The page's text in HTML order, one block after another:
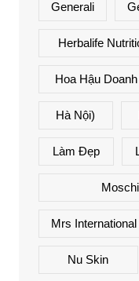
Generali
Herbalife
Hoa Hậu
Hà Nội)
Làm Đẹp
Mrs
Nu Skin